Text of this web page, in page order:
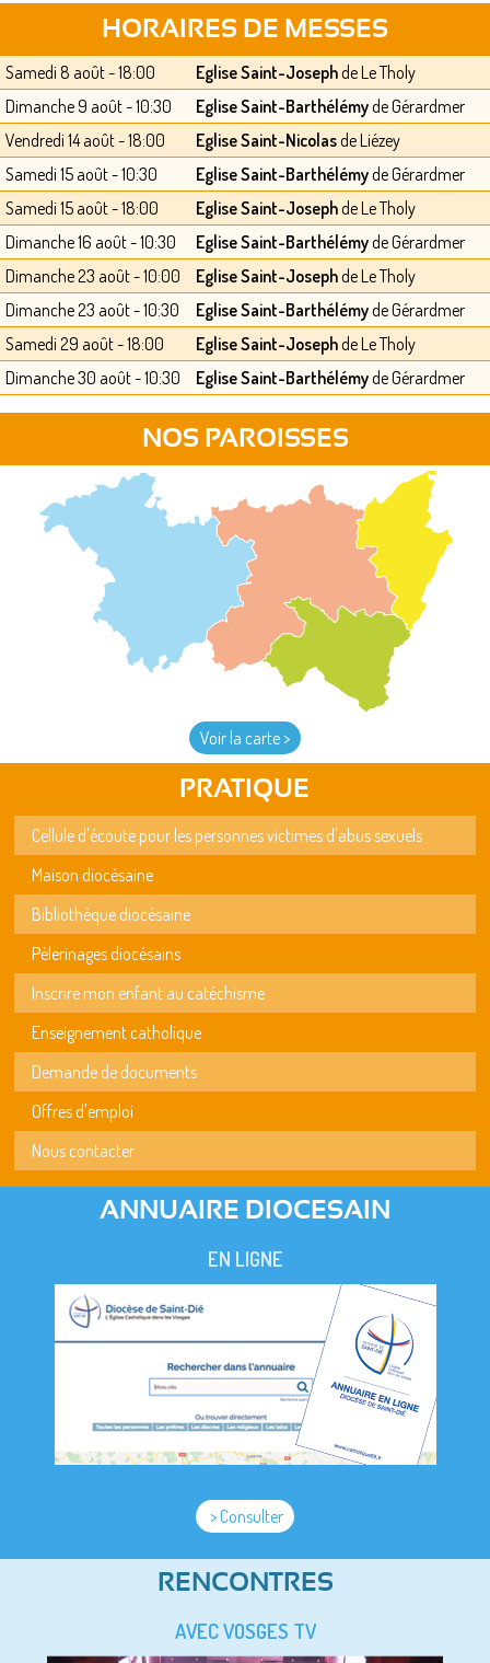
HORAIRES DE MESSES
Samedi 8 août - 18:00 Eglise Saint-Josephde Le Tholy
Dimanche 9 août - 10:30
Eglise Saint-Barthélémyde Gérardmer
Vendredi 14 août - 18:00
Eglise Saint-Nicolasde Liézey
Samedi 15 août - 10:30
Eglise Saint-Barthélémyde Gérardmer
Samedi 15 août - 18:00
Eglise Saint-Josephde Le Tholy
Dimanche 16 août - 10:30
Eglise Saint-Barthélémyde Gérardmer
Dimanche 23 août - 10:00
Eglise Saint-Josephde Le Tholy
Dimanche 23 août - 10:30
Eglise Saint-Barthélémyde Gérardmer
Samedi 29 août - 18:00
Eglise Saint-Josephde Le Tholy
Dimanche 30 août - 10:30
Eglise Saint-Barthélémyde Gérardmer
NOS PAROISSES
Voir la carte >
PRATIQUE
Cellule d'écoute pour les personnes victimes d'abus sexuels
Maison diocésaine
Bibliothèque diocésaine
Pèlerinages diocésains
Inscrire mon enfant au catéchisme
Enseignement catholique
Demande de documents
Offres d'emploi
Nous contacter
ANNUAIRE DIOCESAIN
EN LIGNE
> Consulter
RENCONTRES
AVEC VOSGES TV